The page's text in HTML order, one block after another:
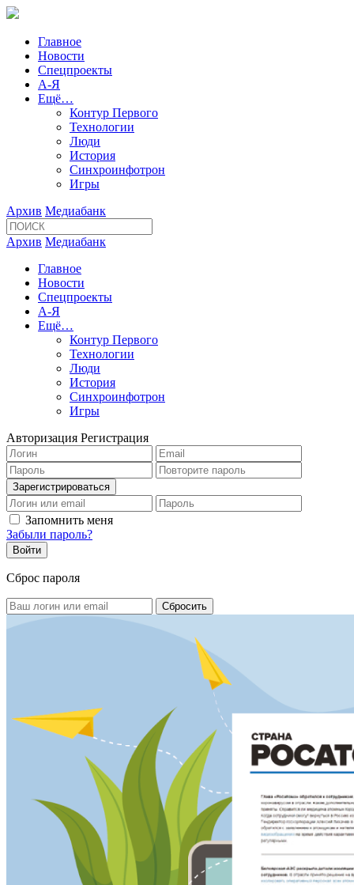
Главное
Новости
Спецпроекты
А-Я
Ещё…
Контур Первого
Технологии
Люди
История
Синхроинфотрон
Игры
Архив Медиабанк
Архив Медиабанк
Главное
Новости
Спецпроекты
А-Я
Ещё…
Контур Первого
Технологии
Люди
История
Синхроинфотрон
Игры
Авторизация Регистрация
Запомнить меня
Забыли пароль?
Сброс пароля